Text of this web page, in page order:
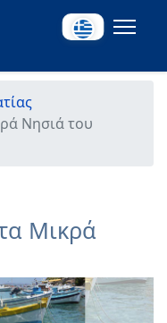
Νησιά του
Μικρά